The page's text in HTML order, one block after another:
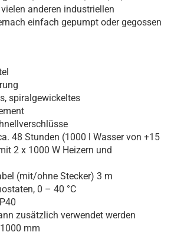
anderen industriellen
einfach gepumpt oder gegossen
spiralgewickeltes
48 Stunden (1000 l Wasser von +15
2 x 1000 W Heizern und
(mit/ohne Stecker) 3 m
0 – 40 °C
zusätzlich verwendet werden
mm